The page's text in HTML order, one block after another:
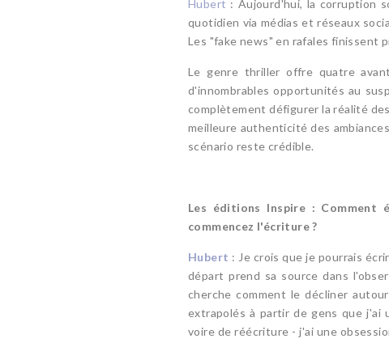
Hubert : Aujourd'hui, la corruption
quotidien via médias et réseaux
Les "fake news" en rafales finissent
Le genre thriller offre quatre
d'innombrables opportunités au
complètement défigurer la réalité
meilleure authenticité des
scénario reste crédible.
Les éditions Inspire : Comment
commencez l'écriture ?
Hubert : Je crois que je pourrais
départ prend sa source dans
cherche comment le décliner
extrapolés à partir de gens que j'ai
voire de réécriture - j'ai une